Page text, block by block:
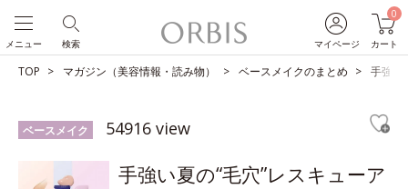
マイページ
0
カート
検索
メニュー
TOP マガジン（美容情報・読み物） ベースメイクのまとめ 手強い
ベースメイク 54916 view
手強い夏の“毛穴”レスキューア